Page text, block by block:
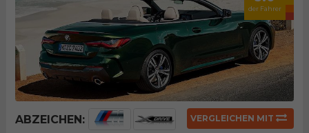
der Fahrer
ABZEICHEN: VERGLEICHEN MIT